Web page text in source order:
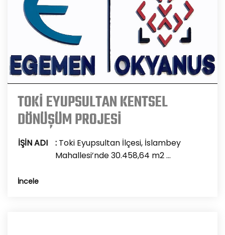
TOKİ EYUPSULTAN KENTSEL
DÖNÜŞÜM PROJESİ
İŞİN ADI : Toki Eyupsultan İlçesi, İslambey
Mahallesi’nde 30.458,64 m2 ...
İncele